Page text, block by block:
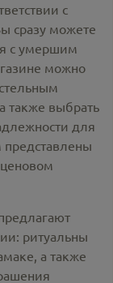
с
сразу можете
с умершим
можно
также выбрать
для
представлены
ритуальны
а также